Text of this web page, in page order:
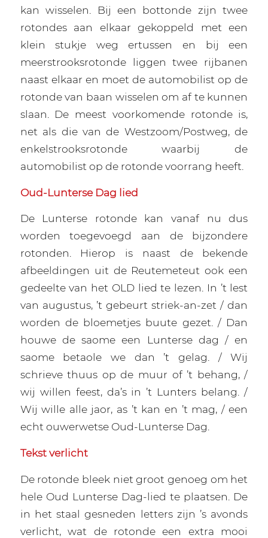
kan wisselen. Bij een bottonde zijn twee
rotondes aan elkaar gekoppeld met een
klein stukje weg ertussen en bij een
meerstrooksrotonde liggen twee rijbanen
naast elkaar en moet de automobilist op de
rotonde van baan wisselen om af te kunnen
slaan. De meest voorkomende rotonde is,
net als die van de Westzoom/Postweg, de
enkelstrooksrotonde waarbij de
automobilist op de rotonde voorrang heeft.
Oud-Lunterse Dag lied
De Lunterse rotonde kan vanaf nu dus
worden toegevoegd aan de bijzondere
rotonden. Hierop is naast de bekende
afbeeldingen uit de Reutemeteut ook een
gedeelte van het OLD lied te lezen. In ’t lest
van augustus, ’t gebeurt striek-an-zet / dan
worden de bloemetjes buute gezet. / Dan
houwe de saome een Lunterse dag / en
saome betaole we dan ’t gelag. / Wij
schrieve thuus op de muur of ’t behang, /
wij willen feest, da’s in ’t Lunters belang. /
Wij wille alle jaor, as ’t kan en ’t mag, / een
echt ouwerwetse Oud-Lunterse Dag.
Tekst verlicht
De rotonde bleek niet groot genoeg om het
hele Oud Lunterse Dag-lied te plaatsen. De
in het staal gesneden letters zijn ’s avonds
verlicht, wat de rotonde een extra mooi